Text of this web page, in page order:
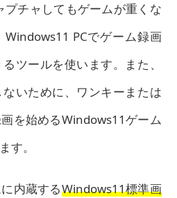
チャしてもゲームが重くな
PCでゲーム録画
ツールを使います。また、
いために、ワンキーまたは
を始めるWindows11ゲーム
す。
内蔵するWindows11標準画